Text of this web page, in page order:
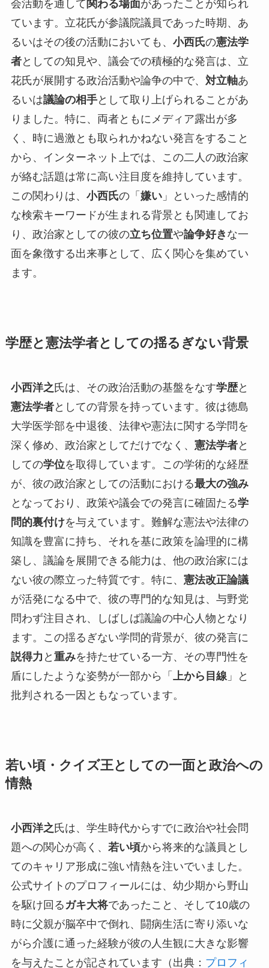
会活動を通して 関わる場面があったことが知られ
ています。立花氏が参議院議員であった時期、あ
るいはその後の活動においても、 小西氏の憲法学
者としての知見や、議会での積極的な発言は、立
花氏が展開する政治活動や論争の中で、 対立軸あ
るいは議論の相手として取り上げられることがあ
りました。特に、両者ともにメディア露出が多
く、時に過激とも取られかねない発言をすること
から、インターネット上では、この二人の政治家
が絡む話題は常に高い注目度を維持しています。
この関わりは、 小西氏の「 嫌い」といった感情的
な検索キーワードが生まれる背景とも関連してお
り、政治家としての彼の立ち位置や論争好き な一
面を象徴する出来事として、広く関心を集めてい
ます。
学歴と憲法学者としての揺るぎない背景
小西洋之氏は、その政治活動の基盤をなす学歴と
憲法学者としての背景を持っています。彼は徳島
大学医学部を中退後、法律や憲法に関する学問を
深く修め、政治家としてだけでなく、 憲法学者と
しての学位を取得しています。この学術的な経歴
が、彼の政治家としての活動における最大の強み
となっており、政策や議会での発言に確固たる学
問的裏付けを与えています。難解な憲法や法律の
知識を豊富に持ち、それを基に政策を論理的に構
築し、議論を展開できる能力は、他の政治家には
ない彼の際立った特質です。特に、 憲法改正論議
が活発になる中で、彼の専門的な知見は、与野党
問わず注目され、しばしば議論の中心人物となり
ます。この揺るぎない学問的背景が、彼の発言に
説得力 と 重みを持たせている一方、その専門性を
盾にしたような姿勢が一部から「
上から目線 」と
批判される一因ともなっています。
若い頃・クイズ王としての一面と政治への
情熱
小西洋之氏は、学生時代からすでに政治や社会問
題への関心が高く、 若い頃から将来的な議員とし
てのキャリア形成に強い情熱を注いでいました。
公式サイトのプロフィールには、幼少期から野山
を駆け回る ガキ大将であったこと、そして10歳の
時に父親が脳卒中で倒れ、闘病生活に寄り添いな
がら介護に通った経験が彼の人生観に大きな影響
を与えたことが記されています（出典： プロフィ